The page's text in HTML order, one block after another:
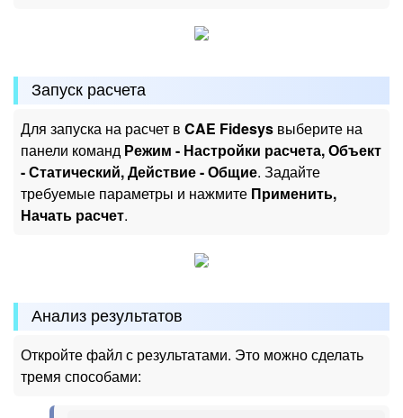
Запуск расчета
Для запуска на расчет в CAE Fidesys выберите на
панели команд Режим - Настройки расчета, Объект
- Статический, Действие - Общие. Задайте
требуемые параметры и нажмите Применить,
Начать расчет.
Анализ результатов
Откройте файл с результатами. Это можно сделать
тремя способами: